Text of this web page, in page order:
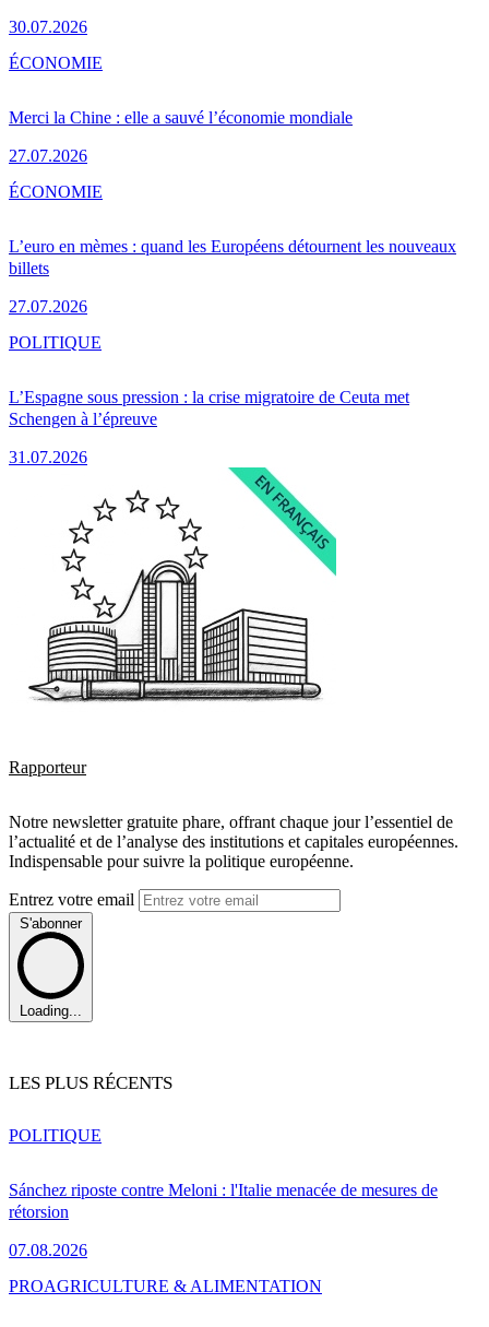
30.07.2026
Merci la Chine : elle a sauvé l’économie mondiale
27.07.2026
ÉCONOMIE
L’euro en mèmes : quand les Européens détournent les nouveaux
billets
27.07.2026
ÉCONOMIE
L’Espagne sous pression : la crise migratoire de Ceuta met
Schengen à l’épreuve
31.07.2026
POLITIQUE
Rapporteur
Notre newsletter gratuite phare, offrant chaque jour l’essentiel de
l’actualité et de l’analyse des institutions et capitales européennes.
Indispensable pour suivre la politique européenne.
Entrez votre email
S'abonner
Loading...
LES PLUS RÉCENTS
Sánchez riposte contre Meloni : l'Italie menacée de mesures de
rétorsion
07.08.2026
POLITIQUE
PROAGRICULTURE & ALIMENTATION